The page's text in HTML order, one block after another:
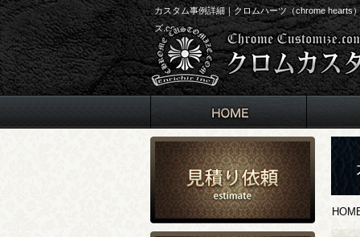
カスタム事例詳細｜クロムハーツ（chrome hearts
ズ.com